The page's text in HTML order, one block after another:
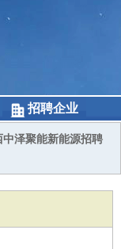
招聘企业
中泽聚能新能源招聘